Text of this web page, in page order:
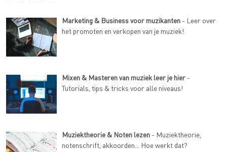
Marketing & Business voor muzikanten - Leer over
het promoten en verkopen van je muziek!
Mixen & Masteren van muziek leer je hier -
Tutorials, tips & tricks voor alle niveaus!
Muziektheorie & Noten lezen - Muziektheorie,
notenschrift, akkoorden... Hoe werkt dat?